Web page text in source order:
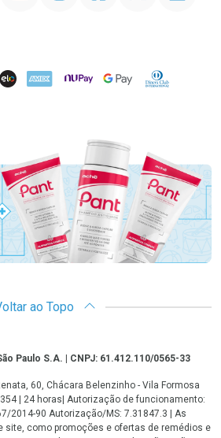
ELO AMEX NuPay Google PayDiners Club
Destaque
ao Topo
Paulo S.A. | CNPJ: 61.412.110/0565-33
60, Chácara Belenzinho - Vila Formosa
| 24 horas| Autorização de funcionamento:
2014-90 Autorização/MS: 7.31847.3 | As
como promoções e ofertas de remédios e